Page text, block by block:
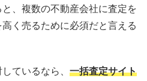
、複数の不動産会社に査定を
く売るために必須だと言える
ているなら、 一括査定サイト